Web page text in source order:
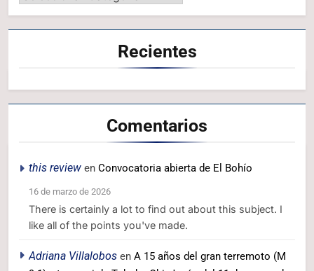
Recientes
Comentarios
this review en Convocatoria abierta de El Bohío
16 de marzo de 2026
There is certainly a lot to find out about this subject. I
like all of the points you've made.
Adriana Villalobos en A 15 años del gran terremoto (M